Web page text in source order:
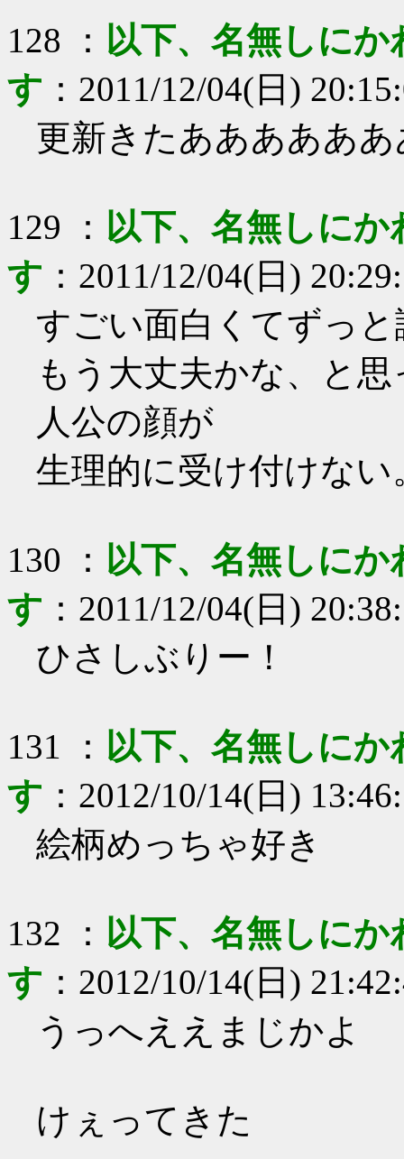
128 ： 以下、名無しに
す ： 2011/12/04(日)
更新きたあああああ
129 ： 以下、名無しに
す ： 2011/12/04(日)
すごい面白くてずっ
もう大丈夫かな、と
人公の顔が
生理的に受け付けない
130 ： 以下、名無しに
す ： 2011/12/04(日)
ひさしぶりー！
131 ： 以下、名無しに
す ： 2012/10/14(日)
絵柄めっちゃ好き
132 ： 以下、名無しに
す ： 2012/10/14(日)
うっへええまじかよ
けぇってきた